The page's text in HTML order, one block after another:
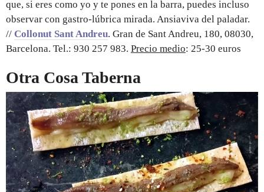
que, si eres como yo y te pones en la barra, puedes incluso
observar con gastro-lúbrica mirada. Ansiaviva del paladar.
// Collonut Sant Andreu. Gran de Sant Andreu, 180, 08030,
Barcelona. Tel.: 930 257 983. Precio medio: 25-30 euros
Otra Cosa Taberna